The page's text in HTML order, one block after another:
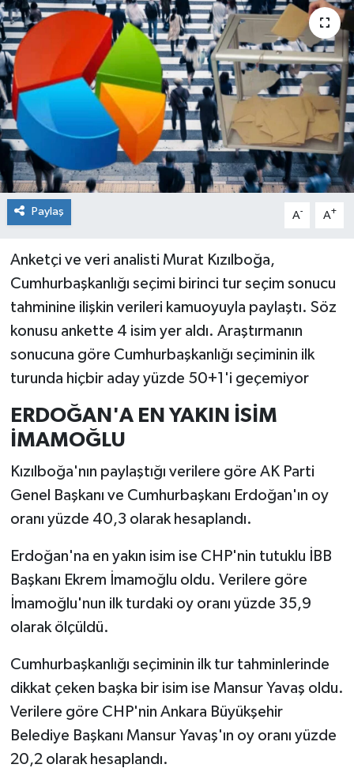
Paylaş A- A+
Anketçi ve veri analisti Murat Kızılboğa,
Cumhurbaşkanlığı seçimi birinci tur seçim sonucu
tahminine ilişkin verileri kamuoyuyla paylaştı. Söz
konusu ankette 4 isim yer aldı. Araştırmanın
sonucuna göre Cumhurbaşkanlığı seçiminin ilk
turunda hiçbir aday yüzde 50+1'i geçemiyor
ERDOĞAN'A EN YAKIN İSİM
İMAMOĞLU
Kızılboğa'nın paylaştığı verilere göre AK Parti
Genel Başkanı ve Cumhurbaşkanı Erdoğan'ın oy
oranı yüzde 40,3 olarak hesaplandı.
Erdoğan'na en yakın isim ise CHP'nin tutuklu İBB
Başkanı Ekrem İmamoğlu oldu. Verilere göre
İmamoğlu'nun ilk turdaki oy oranı yüzde 35,9
olarak ölçüldü.
Cumhurbaşkanlığı seçiminin ilk tur tahminlerinde
dikkat çeken başka bir isim ise Mansur Yavaş oldu.
Verilere göre CHP'nin Ankara Büyükşehir
Belediye Başkanı Mansur Yavaş'ın oy oranı yüzde
20,2 olarak hesaplandı.